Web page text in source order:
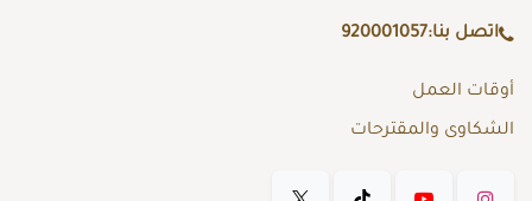
اتصل بنا:920001057
أوقات العمل
الشكاوى والمقترحات